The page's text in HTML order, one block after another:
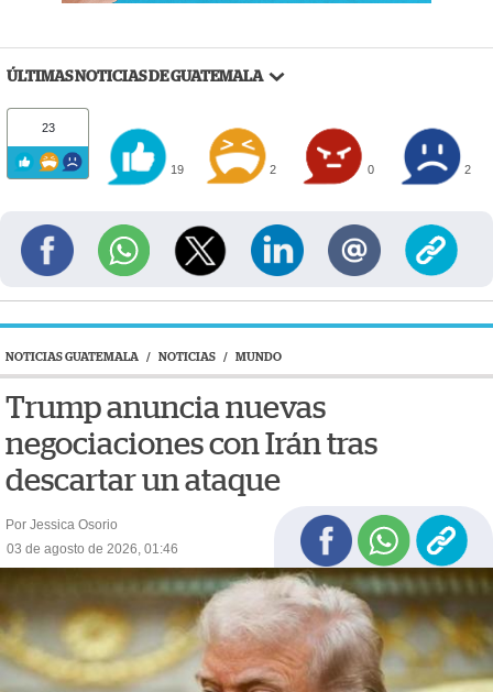
ÚLTIMAS NOTICIAS DE GUATEMALA
23
19 2 0 2
NOTICIAS GUATEMALA / NOTICIAS / MUNDO
Trump anuncia nuevas
negociaciones con Irán tras
descartar un ataque
Por Jessica Osorio
03 de agosto de 2026, 01:46